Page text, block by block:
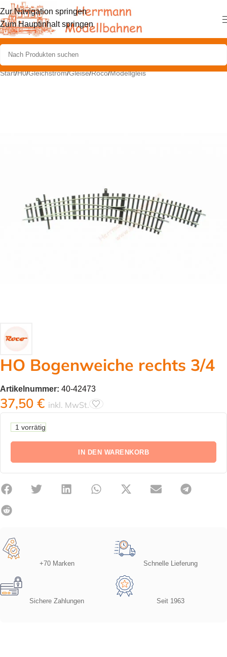
Zur Navigation springen
Zum Hauptinhalt springen
Start/H0/Gleichstrom/Gleise/Roco/Modellgleis
HO Bogenweiche rechts 3/4
Artikelnummer: 40-42473
37,50 € inkl. MwSt.
1 vorrätig
IN DEN WARENKORB
+70 Marken Schnelle Lieferung
Sichere Zahlungen Seit 1963